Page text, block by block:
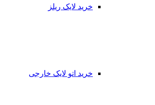
خرید لایک ریلز
خرید اتو لایک خارجی